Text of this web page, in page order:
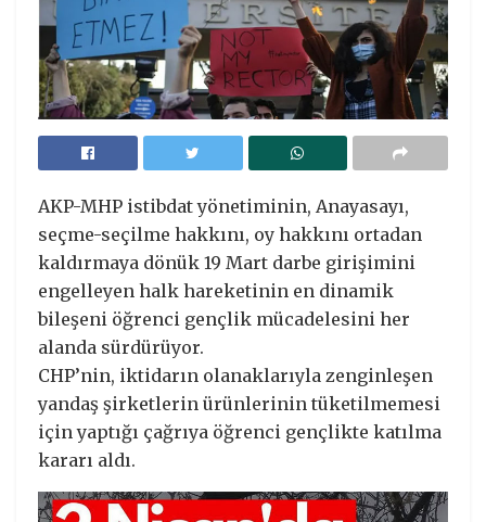
AKP-MHP istibdat yönetiminin, Anayasayı,
seçme-seçilme hakkını, oy hakkını ortadan
kaldırmaya dönük 19 Mart darbe girişimini
engelleyen halk hareketinin en dinamik
bileşeni öğrenci gençlik mücadelesini her
alanda sürdürüyor.
CHP’nin, iktidarın olanaklarıyla zenginleşen
yandaş şirketlerin ürünlerinin tüketilmemesi
için yaptığı çağrıya öğrenci gençlikte katılma
kararı aldı.